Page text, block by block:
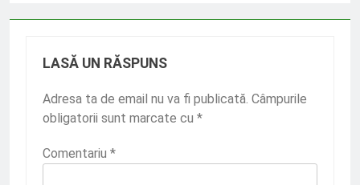
LASĂ UN RĂSPUNS
Adresa ta de email nu va fi publicată. Câmpurile
obligatorii sunt marcate cu *
Comentariu *